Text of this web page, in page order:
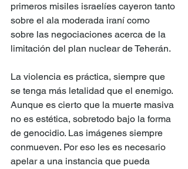
primeros misiles israelíes cayeron tanto
sobre el ala moderada iraní como
sobre las negociaciones acerca de la
limitación del plan nuclear de Teherán.
La violencia es práctica, siempre que
se tenga más letalidad que el enemigo.
Aunque es cierto que la muerte masiva
no es estética, sobretodo bajo la forma
de genocidio. Las imágenes siempre
conmueven. Por eso les es necesario
apelar a una instancia que pueda